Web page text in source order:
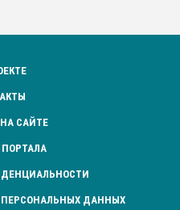
САЙТЕ
ПЕРСОНАЛЬНЫХ ДАННЫХ